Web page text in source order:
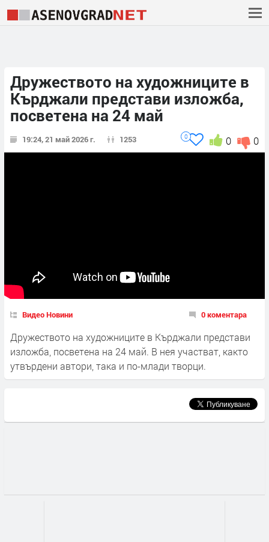
Дружеството на художниците в
Кърджали представи изложба,
посветена на 24 май
19:24, 21 май 2026 г. 1253 0
0
0
Видео Новини 0 коментара
Дружеството на художниците в Кърджали представи
изложба, посветена на 24 май. В нея участват, както
утвърдени автори, така и по-млади творци.